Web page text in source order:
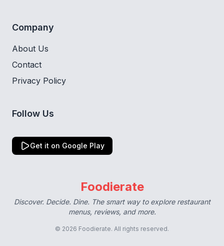
Company
About Us
Contact
Privacy Policy
Follow Us
Get it on Google Play
Foodierate
Discover. Decide. Dine. The smart way to explore restaurant
menus, reviews, and more.
© 2026 Foodierate. All rights reserved.